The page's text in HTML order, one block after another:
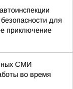
для
приключение
СМИ
во время